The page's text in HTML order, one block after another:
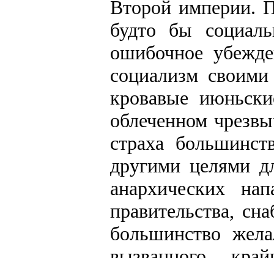
Второй империи.
будто бы
ошибочное
социализм
кровавые
облеченном
страха
другими целями
анархических
правительства,
большинство